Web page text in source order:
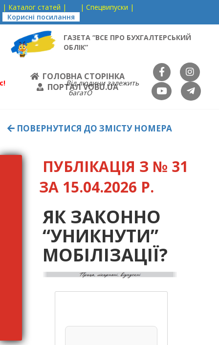
| Каталог статей |
| Спецвипуски |
Корисні посилання
ГАЗЕТА “ВСЕ ПРО БУХГАЛТЕРСЬКИЙ
ОБЛІК”
ГОЛОВНА СТОРІНКА
ПОРТАЛ VOBU.UA
Від людини залежить
багатО
ПОВЕРНУТИСЯ ДО ЗМІСТУ НОМЕРА
ПУБЛІКАЦІЯ З № 31
ЗА 15.04.2026 Р.
ЯК ЗАКОННО
“УНИКНУТИ”
МОБІЛІЗАЦІЇ?